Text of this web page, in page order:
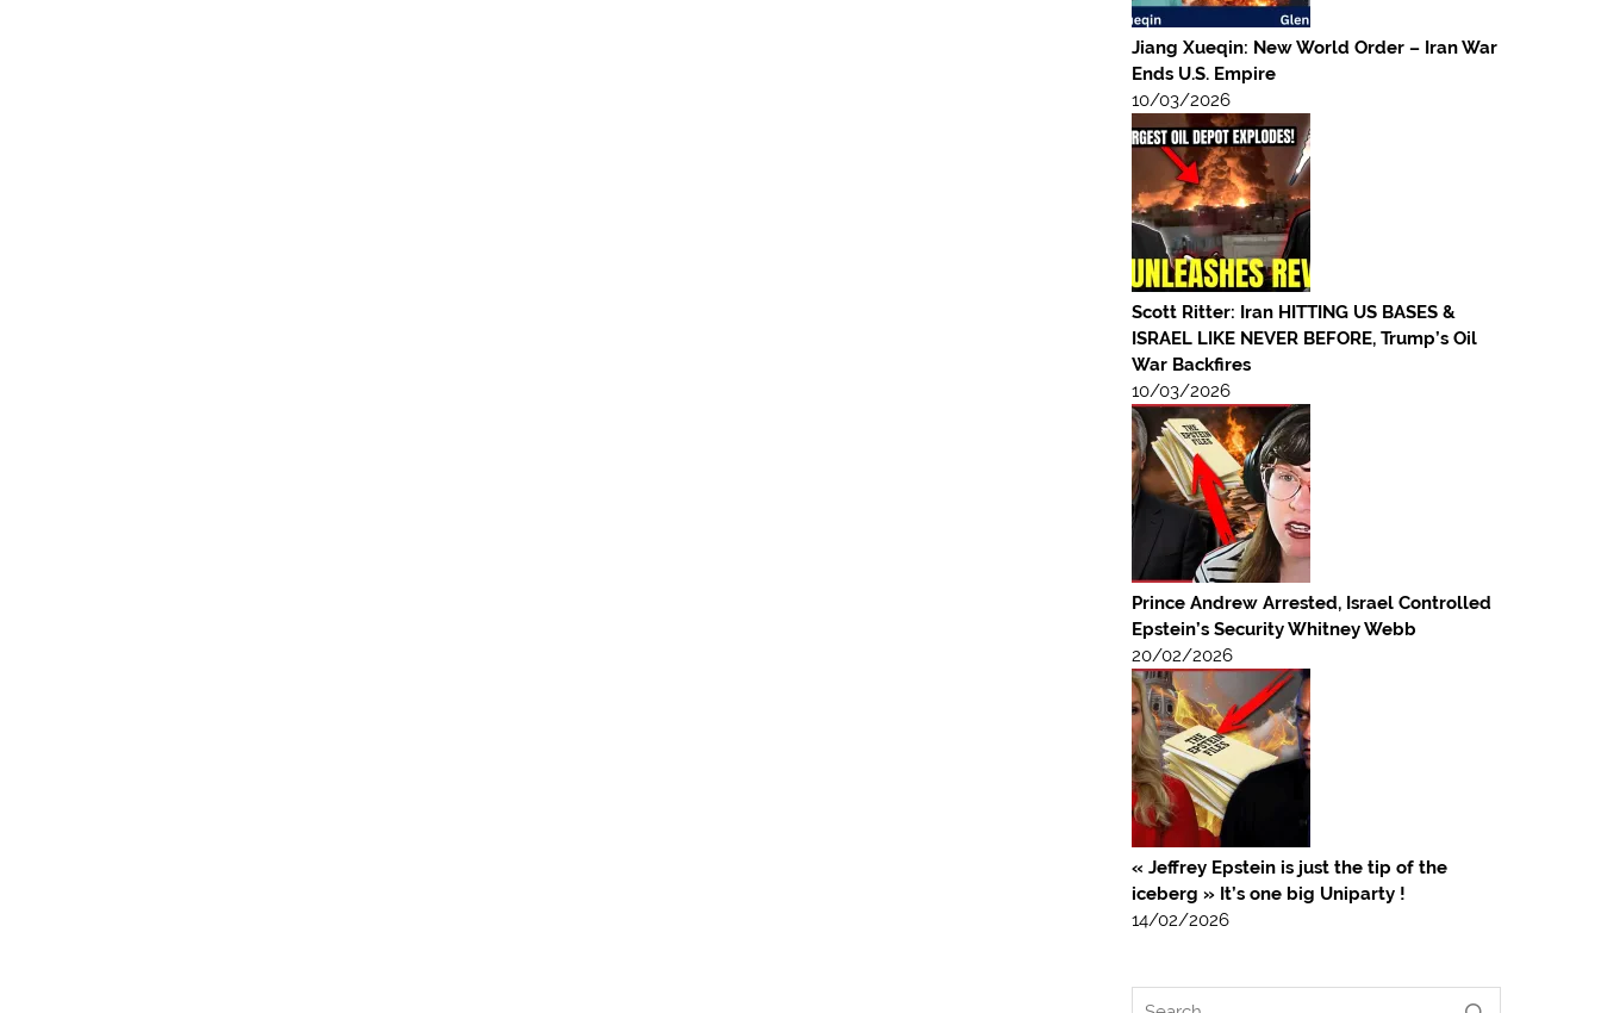
Jiang Xueqin: New World Order – Iran War
Ends U.S. Empire
10/03/2026
Scott Ritter: Iran HITTING US BASES &
ISRAEL LIKE NEVER BEFORE, Trump’s Oil
War Backfires
10/03/2026
Prince Andrew Arrested, Israel Controlled
Epstein’s Security Whitney Webb
20/02/2026
« Jeffrey Epstein is just the tip of the
iceberg » It’s one big Uniparty !
14/02/2026